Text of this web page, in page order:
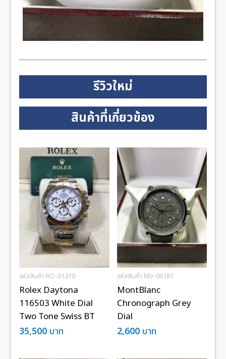
รีวิวใหม่
สินค้าที่เกี่ยวข้อง
รหัสสินค้า RO-01210
Rolex Daytona
116503 White Dial
Two Tone Swiss BT
35,500 บาท
รหัสสินค้า Mo-00181
MontBlanc
Chronograph Grey
Dial
2,600 บาท